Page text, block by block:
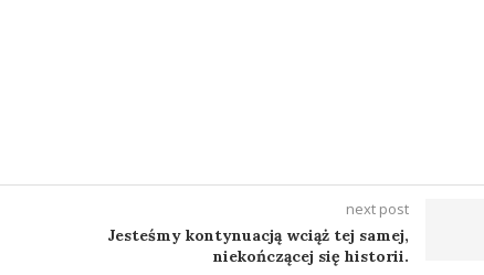
next post
Jesteśmy kontynuacją wciąż tej samej,
niekończącej się historii.